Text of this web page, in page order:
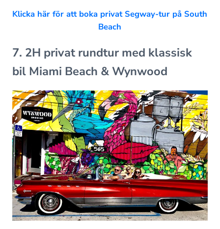
Klicka här för att boka privat Segway-tur på South
Beach
7. 2H privat rundtur med klassisk
bil Miami Beach & Wynwood